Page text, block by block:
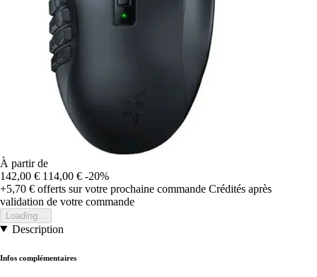
À partir de
142,00 € 114,00 € -20%
+5,70 € offerts sur votre prochaine commande Crédités après
validation de votre commande
Loading...
Description
Infos complémentaires